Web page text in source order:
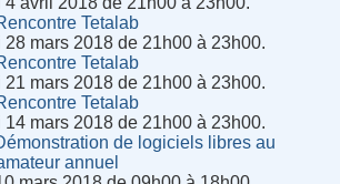
Tetalab
28 mars 2018 de 21h00 à 23h00.
Tetalab
21 mars 2018 de 21h00 à 23h00.
Tetalab
14 mars 2018 de 21h00 à 23h00.
de logiciels libres au
annuel